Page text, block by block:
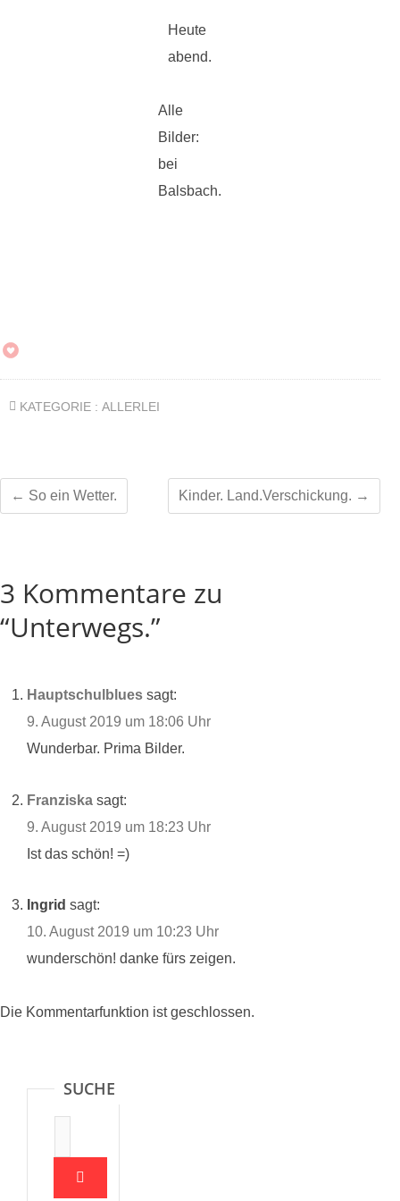
Heute
abend.
Alle
Bilder:
bei
Balsbach.
KATEGORIE : ALLERLEI
← So ein Wetter. Kinder. Land.Verschickung. →
3 Kommentare zu
“Unterwegs.”
Hauptschulblues sagt:
9. August 2019 um 18:06 Uhr
Wunderbar. Prima Bilder.
Franziska sagt:
9. August 2019 um 18:23 Uhr
Ist das schön! =)
Ingrid sagt:
10. August 2019 um 10:23 Uhr
wunderschön! danke fürs zeigen.
Die Kommentarfunktion ist geschlossen.
SUCHE